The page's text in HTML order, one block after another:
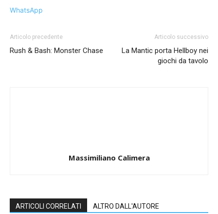
WhatsApp
Articolo precedente
Rush & Bash: Monster Chase
Articolo successivo
La Mantic porta Hellboy nei
giochi da tavolo
Massimiliano Calimera
ARTICOLI CORRELATI ALTRO DALL'AUTORE